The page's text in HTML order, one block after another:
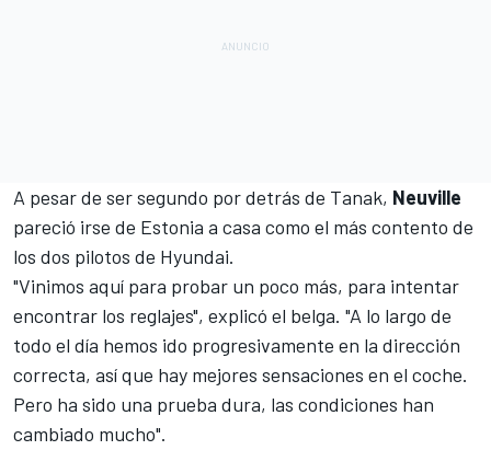
A pesar de ser segundo por detrás de Tanak, Neuville
pareció irse de Estonia a casa como el más contento de
los dos pilotos de Hyundai.
"Vinimos aquí para probar un poco más, para intentar
encontrar los reglajes", explicó el belga. "A lo largo de
todo el día hemos ido progresivamente en la dirección
correcta, así que hay mejores sensaciones en el coche.
Pero ha sido una prueba dura, las condiciones han
cambiado mucho".